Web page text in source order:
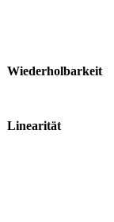
Wiederholbarkeit
Linearität